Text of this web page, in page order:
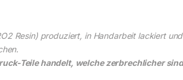
Resin) produziert, in Handarbeit lackiert und
Teile handelt, welche zerbrechlicher